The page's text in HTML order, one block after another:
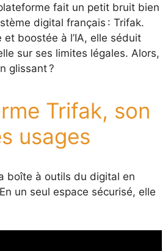
fait un petit bruit bien
digital français : Trifak.
boostée à l’IA, elle séduit
sur ses limites légales. Alors,
glissant ?
Trifak, son
usages
boîte à outils du digital en
un seul espace sécurisé, elle